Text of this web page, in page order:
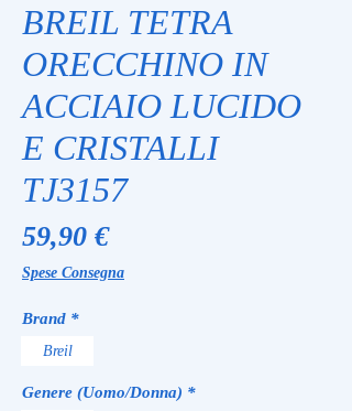
BREIL TETRA
ORECCHINO IN
ACCIAIO LUCIDO
E CRISTALLI
TJ3157
59,90 €Prezzo
Spese Consegna
Brand *
Breil
Genere (Uomo/Donna) *